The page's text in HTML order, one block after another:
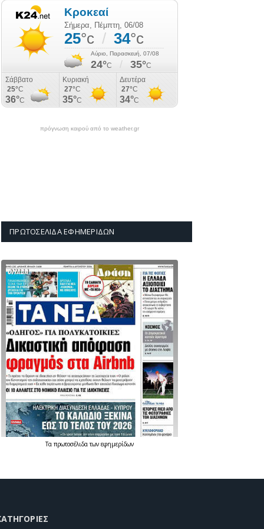
πρόγνωση καιρού από το weather.gr
ΠΡΩΤΟΣΈΛΙΔΑ ΕΦΗΜΕΡΊΔΩΝ
Τα πρωτοσέλιδατων εφημερίδων